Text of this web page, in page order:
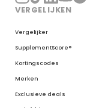
VERGELIJKEN
Vergelijker
SupplementScore®
Kortingscodes
Merken
Exclusieve deals